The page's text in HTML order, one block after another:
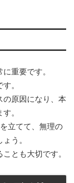
重要です。
。
の原因になり、本
。
立てて、無理の
う。
とも大切です。